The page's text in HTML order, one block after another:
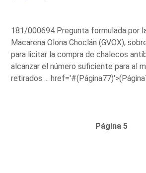
181/000694 Pregunta formulada por
Macarena Olona Choclán (GVOX),
para licitar la compra de chalecos
alcanzar el número suficiente para al
retirados ...
Página 5